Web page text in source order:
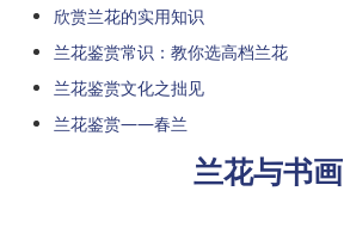
欣赏兰花的实用知识
兰花鉴赏常识：教你选高档兰花
兰花鉴赏文化之拙见
兰花鉴赏——春兰
兰花与书画